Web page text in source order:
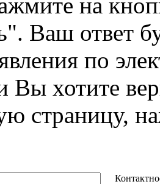
Ваш ответ
по
Вы хотите
страницу,